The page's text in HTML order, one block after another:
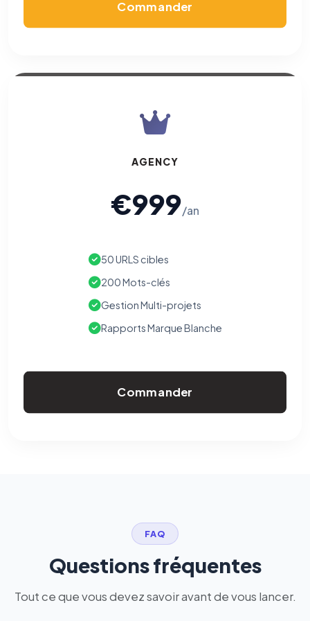
Commander
AGENCY
€999/an
50 URLS cibles
200 Mots-clés
Gestion Multi-projets
Rapports Marque Blanche
Commander
FAQ
Questions fréquentes
Tout ce que vous devez savoir avant de vous lancer.